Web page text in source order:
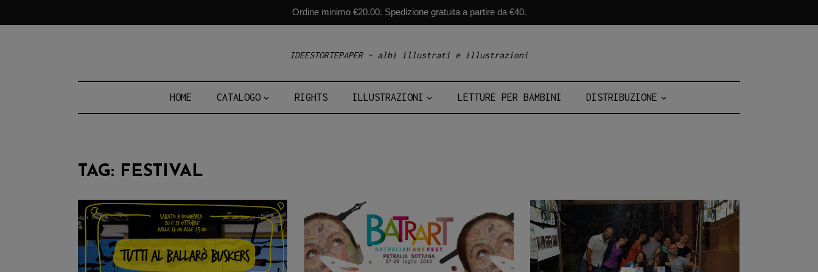
Ordine minimo €20.00. Spedizione gratuita a partire da €40.
IDEESTORTEPAPER – albi illustrati e illustrazioni
HOME CATALOGO RIGHTS ILLUSTRAZIONI LETTURE PER BAMBINI DISTRIBUZIONE
TAG: FESTIVAL